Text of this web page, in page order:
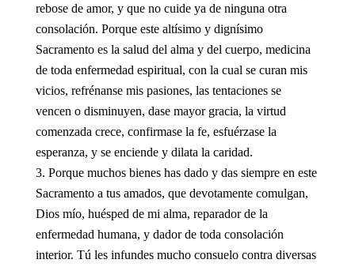
rebose de amor, y que no cuide ya de ninguna otra
consolación. Porque este altísimo y dignísimo
Sacramento es la salud del alma y del cuerpo, medicina
de toda enfermedad espiritual, con la cual se curan mis
vicios, refrénanse mis pasiones, las tentaciones se
vencen o disminuyen, dase mayor gracia, la virtud
comenzada crece, confirmase la fe, esfuérzase la
esperanza, y se enciende y dilata la caridad.
Porque muchos bienes has dado y das siempre en este
Sacramento a tus amados, que devotamente comulgan,
Dios mío, huésped de mi alma, reparador de la
enfermedad humana, y dador de toda consolación
interior. Tú les infundes mucho consuelo contra diversas